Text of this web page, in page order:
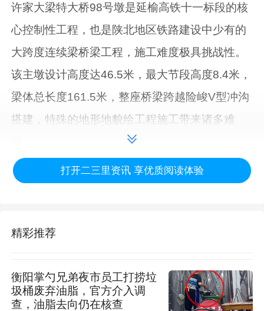
许家大梁特大桥98号墩是延榆高铁十一标段的核
心控制性工程，也是陕北地区铁路建设中少有的
大跨度连续梁桥梁工程，施工难度极具挑战性。
该主墩设计高度达46.5米，最大节段高度8.4米，
梁体总长度161.5米，整座桥梁跨越险峻V型冲沟
搭建，特殊的地形地貌给工程施工带来诸多难
“桥梁选址地形特殊，V型冲沟地势落差大、场地
续梁设计，既有效攻克了跨沟大跨度施工难题，
杂山地地形建设需求。
打开二三里资讯 享优质阅读体验
精彩推荐
衡阳掌勺兄弟夜市员工打捞垃
圾桶废弃油脂，官方介入调
查，油脂去向仍在核查